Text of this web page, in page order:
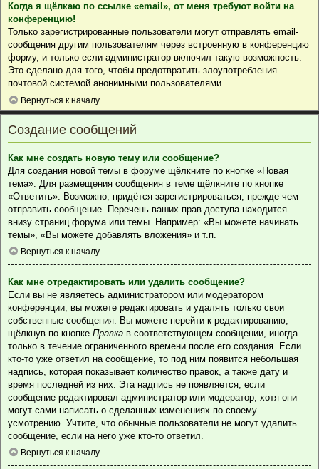
Когда я щёлкаю по ссылке «email», от меня требуют войти на
конференцию!
Только зарегистрированные пользователи могут отправлять email-
сообщения другим пользователям через встроенную в конференцию
форму, и только если администратор включил такую возможность.
Это сделано для того, чтобы предотвратить злоупотребления
почтовой системой анонимными пользователями.
Вернуться к началу
Создание сообщений
Как мне создать новую тему или сообщение?
Для создания новой темы в форуме щёлкните по кнопке «Новая
тема». Для размещения сообщения в теме щёлкните по кнопке
«Ответить». Возможно, придётся зарегистрироваться, прежде чем
отправить сообщение. Перечень ваших прав доступа находится
внизу страниц форума или темы. Например: «Вы можете начинать
темы», «Вы можете добавлять вложения» и т.п.
Вернуться к началу
Как мне отредактировать или удалить сообщение?
Если вы не являетесь администратором или модератором
конференции, вы можете редактировать и удалять только свои
собственные сообщения. Вы можете перейти к редактированию,
щёлкнув по кнопке Правка в соответствующем сообщении, иногда
только в течение ограниченного времени после его создания. Если
кто-то уже ответил на сообщение, то под ним появится небольшая
надпись, которая показывает количество правок, а также дату и
время последней из них. Эта надпись не появляется, если
сообщение редактировал администратор или модератор, хотя они
могут сами написать о сделанных изменениях по своему
усмотрению. Учтите, что обычные пользователи не могут удалить
сообщение, если на него уже кто-то ответил.
Вернуться к началу